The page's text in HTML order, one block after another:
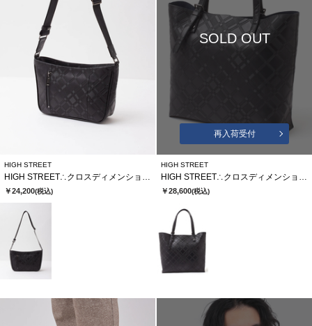
HIGH STREET
HIGH STREET∴クロスディメンションカタオシショルダーバッグ
￥24,200(税込)
SOLD OUT
再入荷受付
HIGH STREET
HIGH STREET∴クロスディメンションカタオシトートバッグ
￥28,600(税込)